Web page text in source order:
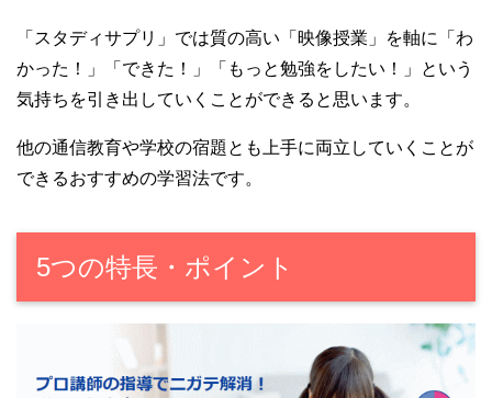
「スタディサプリ」では質の高い「映像授業」を軸に「わ
かった！」「できた！」「もっと勉強をしたい！」という
気持ちを引き出していくことができると思います。
他の通信教育や学校の宿題とも上手に両立していくことが
できるおすすめの学習法です。
5つの特長・ポイント